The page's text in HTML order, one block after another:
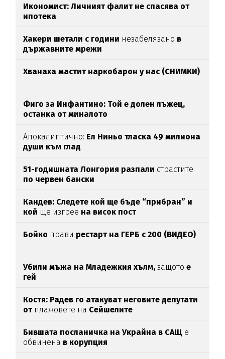
Икономист: Личният фалит не спасява от
ипотека
Хакери шетали с години незабелязано в
държавните мрежи
Хванаха мастит наркобарон у нас (СНИМКИ)
Фиго за Инфантино: Той е долен лъжец,
останка от миналото
Апокалиптично: Ел Ниньо тласка 49 милиона
души към глад
51-годишната Лонгория разпали страстите
по червен бански
Кандев: Следете кой ще бъде “прибран” и
кой ще изгрее на висок пост
Бойко прави рестарт на ГЕРБ с 200 (ВИДЕО)
Убили мъжа на Младежкия хълм,защото е
гей
Костя: Радев го атакуват неговите депутати
отплажовете на Сейшелите
Бившата посланичка на Украйна в САЩ е
обвинена в корупция